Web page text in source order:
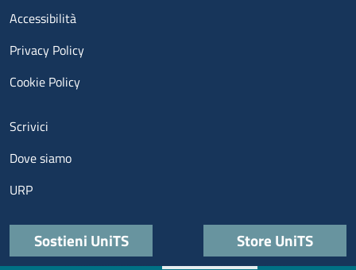
Accessibilità
Privacy Policy
Cookie Policy
Menu contatti
Scrivici
Dove siamo
URP
Quick links
Sostieni UniTS Store UniTS